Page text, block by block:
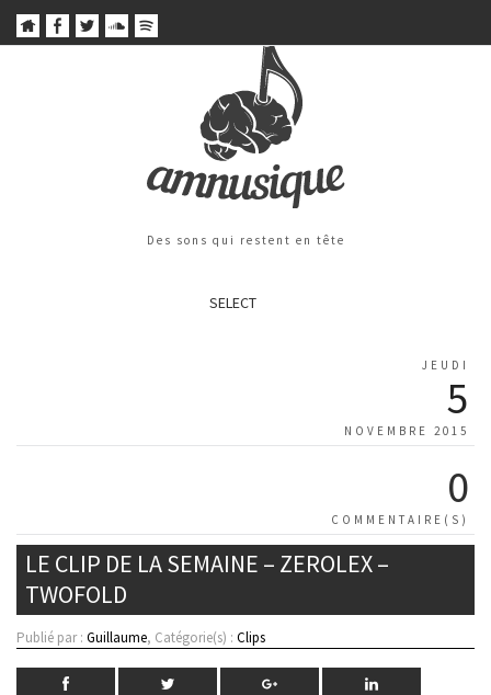
Des sons qui restent en tête
SELECT
JEUDI
5
NOVEMBRE 2015
0
COMMENTAIRE(S)
LE CLIP DE LA SEMAINE – ZEROLEX –
TWOFOLD
Publié par : Guillaume, Catégorie(s) : Clips